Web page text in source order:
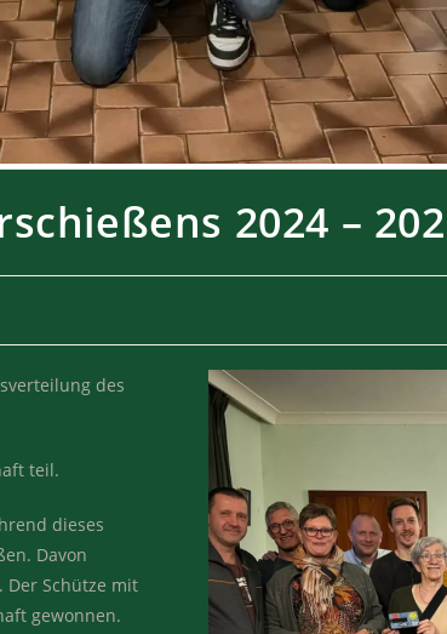
2024 –
des
teil.
dieses
Davon
Der Schütze mit
gewonnen.